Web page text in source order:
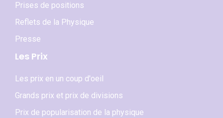
Prises de positions
Reflets de la Physique
Presse
Les Prix
Les prix en un coup d'oeil
Grands prix et prix de divisions
Prix de popularisation de la physique